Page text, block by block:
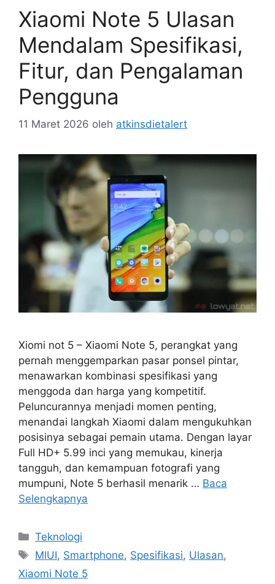
Xiaomi Note 5 Ulasan
Mendalam Spesifikasi,
Fitur, dan Pengalaman
Pengguna
11 Maret 2026 oleh atkinsdietalert
Xiomi not 5 – Xiaomi Note 5, perangkat yang
pernah menggemparkan pasar ponsel pintar,
menawarkan kombinasi spesifikasi yang
menggoda dan harga yang kompetitif.
Peluncurannya menjadi momen penting,
menandai langkah Xiaomi dalam mengukuhkan
posisinya sebagai pemain utama. Dengan layar
Full HD+ 5.99 inci yang memukau, kinerja
tangguh, dan kemampuan fotografi yang
mumpuni, Note 5 berhasil menarik … Baca
Selengkapnya
Kategori
Teknologi
Tag
MIUI, Smartphone, Spesifikasi, Ulasan,
Xiaomi Note 5